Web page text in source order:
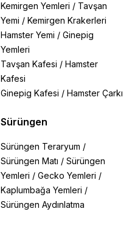
Kemirgen Yemleri / Tavşan
Yemi / Kemirgen Krakerleri
Hamster Yemi / Ginepig
Yemleri
Tavşan Kafesi / Hamster
Kafesi
Ginepig Kafesi / Hamster Çarkı
Sürüngen
Sürüngen Teraryum /
Sürüngen Matı / Sürüngen
Yemleri / Gecko Yemleri /
Kaplumbağa Yemleri /
Sürüngen Aydınlatma